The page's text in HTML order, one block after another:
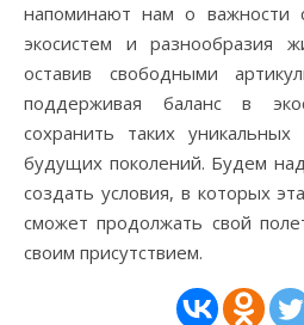
напоминают нам о важности
экосистем и разнообразия
оставив свободными
поддерживая баланс в
сохранить таких
будущих поколений. Будем
создать условия, в которых
сможет продолжать свой
своим присутствием.